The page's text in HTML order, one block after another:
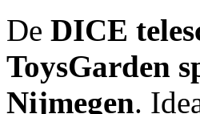
De DICE
ToysGarden
Nijmegen.